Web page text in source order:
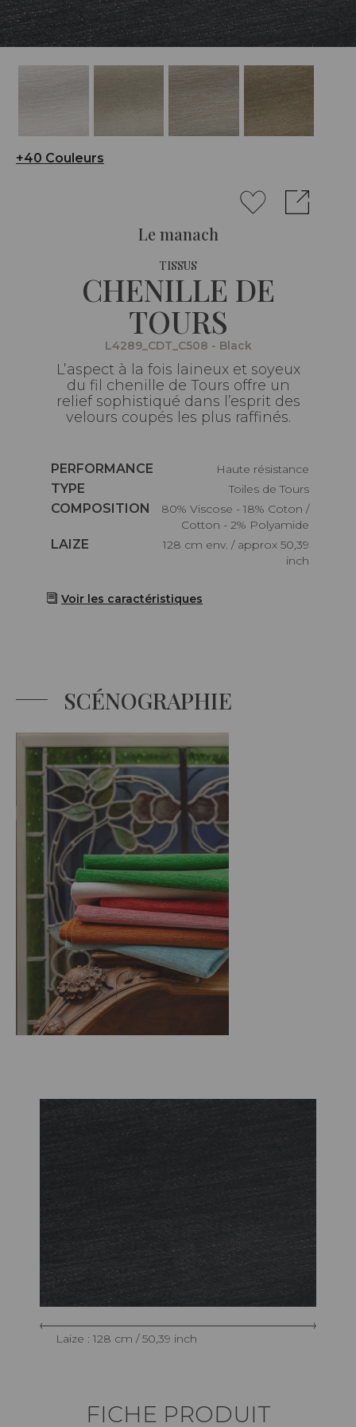
+40 Couleurs
Le manach
TISSUS
CHENILLE DE
TOURS
L4289_CDT_C508 - Black
L’aspect à la fois laineux et soyeux
du fil chenille de Tours offre un
relief sophistiqué dans l’esprit des
velours coupés les plus raffinés.
Caractéristiques
PERFORMANCE
haute résistance
Caractéristiques
TYPE
Toiles de Tours
Caractéristiques
COMPOSITION
80% Viscose - 18% Coton /
Cotton - 2% Polyamide
Caractéristiques
LAIZE
128 cm env. / approx 50,39
inch
Voir les caractéristiques
SCÉNOGRAPHIE
Laize : 128 cm / 50,39 inch
FICHE PRODUIT